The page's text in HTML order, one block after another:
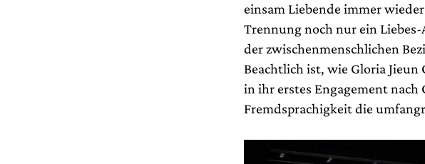
einsam Liebende immer
Trennung noch nur ein Liebes-
der zwischenmenschlichen
Beachtlich ist, wie Gloria Jieun
in ihr erstes Engagement
Fremdsprachigkeit die